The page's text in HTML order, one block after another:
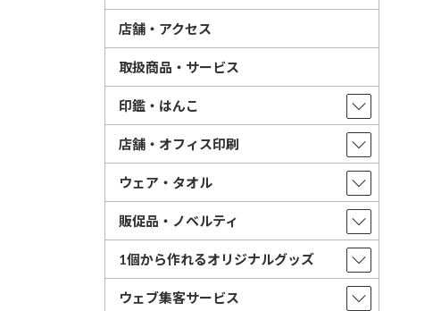
店舗・アクセス
取扱商品・サービス
印鑑・はんこ
店舗・オフィス印刷
ウェア・タオル
販促品・ノベルティ
1個から作れるオリジナルグッズ
ウェブ集客サービス